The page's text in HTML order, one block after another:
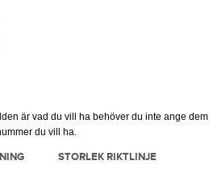
är vad du vill ha behöver du inte ange dem
du vill ha.
STORLEK RIKTLINJE